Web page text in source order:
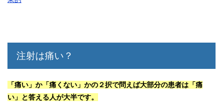
注射は痛い？
「痛い」か「痛くない」かの２択で問えば大部分の患者は「痛
い」と答える人が大半です。